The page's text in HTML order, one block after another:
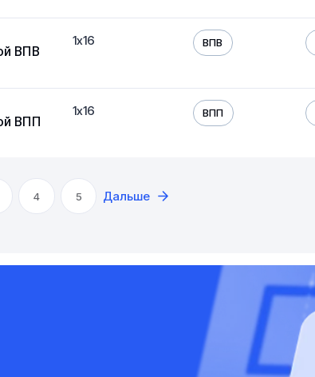
ВПВ
1х16 ВПВ
ВПП
1х16 ВПП
4 5 Дальше